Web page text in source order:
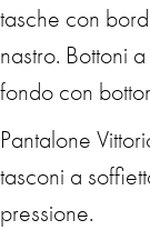
tasche con
nastro. Bottoni
fondo con
Pantalone
tasconi a
pressione.